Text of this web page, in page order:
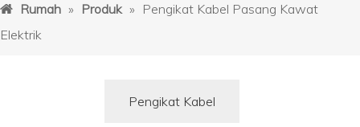
Rumah » Produk » Pengikat Kabel Pasang Kawat
Elektrik
Pengikat Kabel